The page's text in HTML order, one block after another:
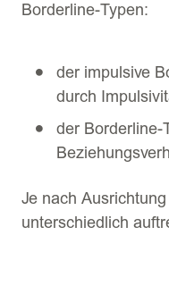
Borderline-Typen:
der impulsive
durch
der Borderline-
Je nach
unterschiedlich